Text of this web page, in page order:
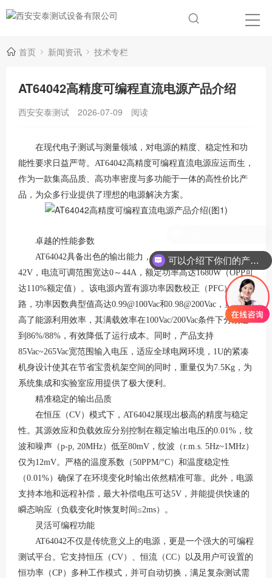
首页 新闻资讯 技术专栏
AT64042高精度可编程直流电源产品介绍
西安安泰测试 2026-07-09 阅读
在现代电子测试与测量领域，对电源的精度、稳定性和功
能性要求日益严苛。 AT64042高精度可编程直流电源应运而生，
作为一款集高品质、高功率密度与多功能于一体的高性价比产
品，为众多行业提供了理想的电源解决方案。
卓越的性能参数
AT64042具备出色的输出能力，其电压可调范围覆盖0～
42V，电流可调范围宽达0～44A，额定功率高达1680W（OPP可
达110%额定值） 。该电源内置有源功率因数校正（PFC）电
路，功率因数典型值高达0.99@100Vac和0.98@200Vac，显著提
高了能源利用效率，其满载效率在100Vac/200Vac条件下分别达
到86%/88%，有效降低了运行成本。同时，产品支持
85Vac~265Vac宽范围输入电压，适应全球电网环境，1U的紧凑
机身设计使其在节省宝贵机架空间的同时，重量仅为7.5Kg，为
系统集成和实验室应用提供了极大便利 。
精准稳定的输出品质
在恒压（CV）模式下，AT64042展现出极高的精度与稳定
性。其源效应和负载效应分别控制在额定输出电压的0.01%，纹
波和噪声（p-p, 20MHz）低至80mV，纹波（r.m.s. 5Hz~1MHz）
仅为12mV。严格的温度系数（50PPM/°C）和温度稳定性
（0.01%）确保了在环境变化时输出依然精准可靠。此外，电源
支持本地和远程补偿，最大补偿电压可达5V，并能提供快速的
瞬态响应（负载变化时恢复时间≤2ms） 。
灵活可编程功能
AT64042不仅是传统意义上的电源，更是一个强大的可编程
测试平台。它支持恒压（CV）、恒流（CC）以及用户可设置的
恒功率（CP）多种工作模式，并可自动切换，满足复杂测试需
可以介绍下你们的产品么？